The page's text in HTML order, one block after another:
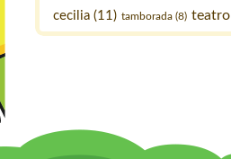
cecilia (11) tamborada (8) teatro